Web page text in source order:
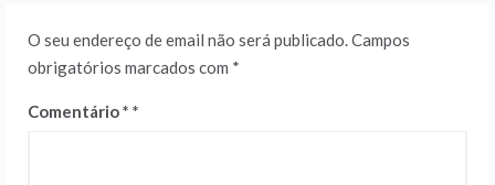
O seu endereço de email não será publicado.Campos
obrigatórios marcados com *
Comentário*